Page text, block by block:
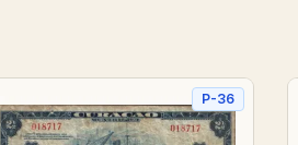
P-36